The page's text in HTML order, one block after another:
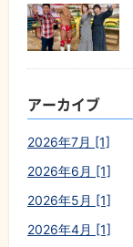
アーカイブ
2026年7月 [1]
2026年6月 [1]
2026年5月 [1]
2026年4月 [1]